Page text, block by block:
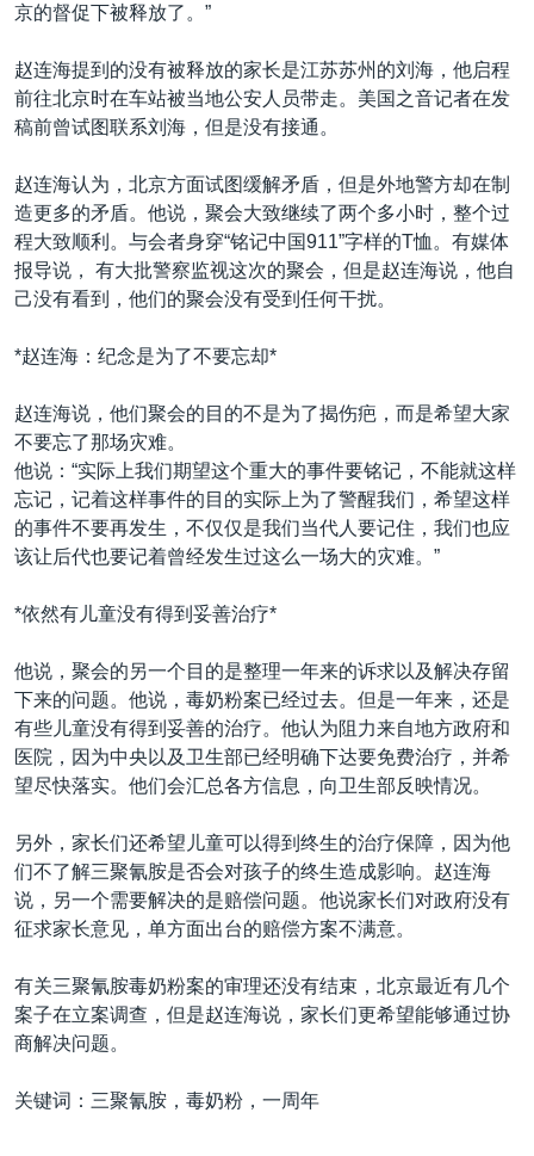
京的督促下被释放了。”
赵连海提到的没有被释放的家长是江苏苏州的刘海，他启程
前往北京时在车站被当地公安人员带走。美国之音记者在发
稿前曾试图联系刘海，但是没有接通。
赵连海认为，北京方面试图缓解矛盾，但是外地警方却在制
造更多的矛盾。他说，聚会大致继续了两个多小时，整个过
程大致顺利。与会者身穿“铭记中国911”字样的T恤。有媒体
报导说， 有大批警察监视这次的聚会，但是赵连海说，他自
己没有看到，他们的聚会没有受到任何干扰。
*赵连海：纪念是为了不要忘却*
赵连海说，他们聚会的目的不是为了揭伤疤，而是希望大家
不要忘了那场灾难。
他说：“实际上我们期望这个重大的事件要铭记，不能就这样
忘记，记着这样事件的目的实际上为了警醒我们，希望这样
的事件不要再发生，不仅仅是我们当代人要记住，我们也应
该让后代也要记着曾经发生过这么一场大的灾难。”
*依然有儿童没有得到妥善治疗*
他说，聚会的另一个目的是整理一年来的诉求以及解决存留
下来的问题。他说，毒奶粉案已经过去。但是一年来，还是
有些儿童没有得到妥善的治疗。他认为阻力来自地方政府和
医院，因为中央以及卫生部已经明确下达要免费治疗，并希
望尽快落实。他们会汇总各方信息，向卫生部反映情况。
另外，家长们还希望儿童可以得到终生的治疗保障，因为他
们不了解三聚氰胺是否会对孩子的终生造成影响。赵连海
说，另一个需要解决的是赔偿问题。他说家长们对政府没有
征求家长意见，单方面出台的赔偿方案不满意。
有关三聚氰胺毒奶粉案的审理还没有结束，北京最近有几个
案子在立案调查，但是赵连海说，家长们更希望能够通过协
商解决问题。
关键词：三聚氰胺，毒奶粉，一周年